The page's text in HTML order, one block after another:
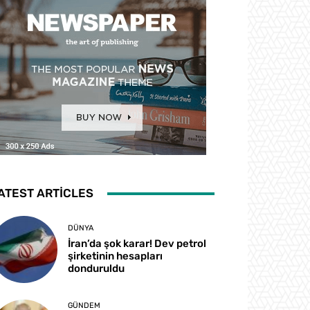
ARTICLES
DÜNYA
İran’da şok karar! Dev petrol
şirketinin hesapları
donduruldu
GÜNDEM